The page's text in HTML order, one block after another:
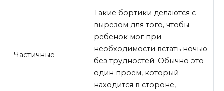
Частичные
Такие бортики делаются с
вырезом для того, чтобы
ребенок мог при
необходимости встать ночью
без трудностей. Обычно это
один проем, который
находится в стороне,